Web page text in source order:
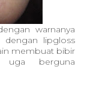
warnanya
dengan lipgloss
membuat bibir
uga berguna